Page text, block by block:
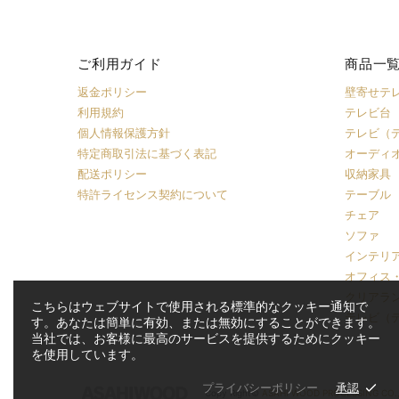
ご利用ガイド
返金ポリシー
利用規約
個人情報保護方針
特定商取引法に基づく表記
配送ポリシー
特許ライセンス契約について
商品一
壁寄せテ
テレビ台
テレビ（
オーディ
収納家具
テーブル
チェア
ソファ
インテリ
オフィス
テレビ（
Copy Right© ASAHI WOOD PROCESSING
こちらはウェブサイトで使用される標準的なクッキー通知で
す。あなたは簡単に有効、または無効にすることができます。
当社では、お客様に最高のサービスを提供するためにクッキー
を使用しています。
プライバシーポリシー 承認